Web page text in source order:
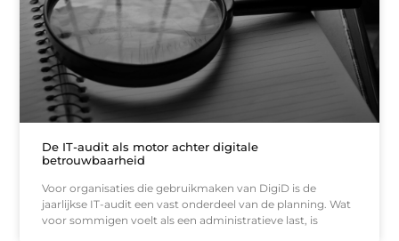
De IT-audit als motor achter digitale
betrouwbaarheid
Voor organisaties die gebruikmaken van DigiD is de
jaarlijkse IT-audit een vast onderdeel van de planning. Wat
voor sommigen voelt als een administratieve last, is